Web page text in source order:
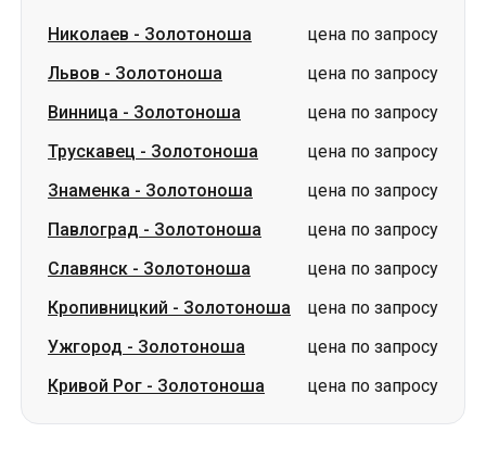
Николаев - Золотоноша
цена по запросу
Львов - Золотоноша
цена по запросу
Винница - Золотоноша
цена по запросу
Трускавец - Золотоноша
цена по запросу
Знаменка - Золотоноша
цена по запросу
Павлоград - Золотоноша
цена по запросу
Славянск - Золотоноша
цена по запросу
Кропивницкий - Золотоноша
цена по запросу
Ужгород - Золотоноша
цена по запросу
Кривой Рог - Золотоноша цена по запросу